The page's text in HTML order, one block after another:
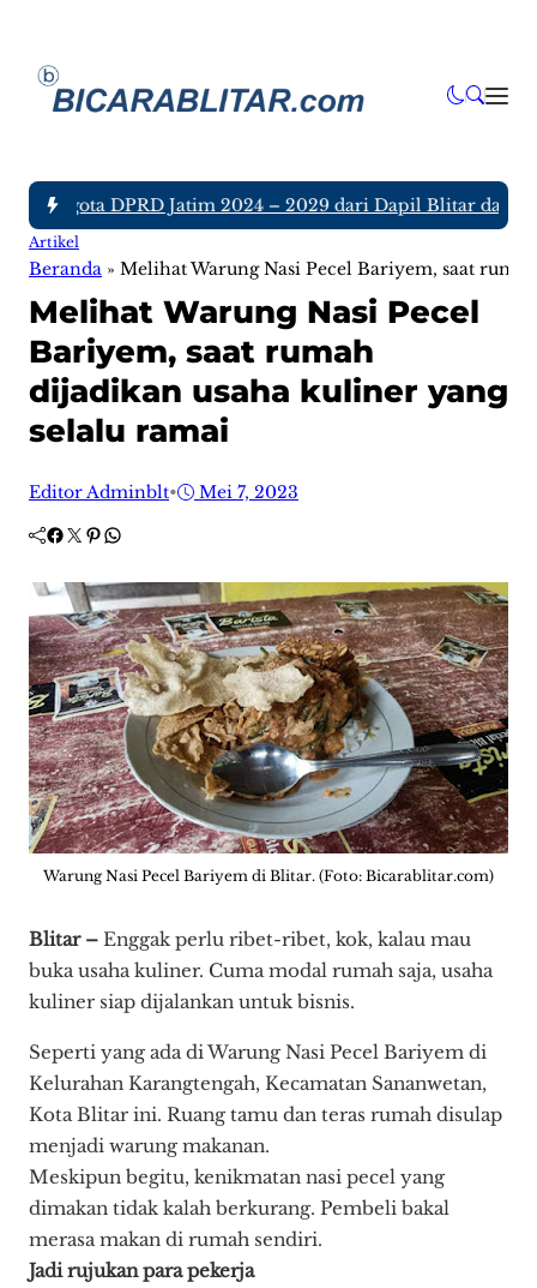
Anggota DPRD Jatim 2024 – 2029 dari Dapil Blitar dan
Artikel
Beranda » Melihat Warung Nasi Pecel Bariyem, saat
Melihat Warung Nasi Pecel
Bariyem, saat rumah
dijadikan usaha kuliner yang
selalu ramai
Editor Adminblt• Mei 7, 2023
Facebook Twitter Pinterest WhatsApp
Warung Nasi Pecel Bariyem di Blitar. (Foto: Bicarablitar.com)
Blitar – Enggak perlu ribet-ribet, kok, kalau mau
buka usaha kuliner. Cuma modal rumah saja, usaha
kuliner siap dijalankan untuk bisnis.
Seperti yang ada di Warung Nasi Pecel Bariyem di
Kelurahan Karangtengah, Kecamatan Sananwetan,
Kota Blitar ini. Ruang tamu dan teras rumah disulap
menjadi warung makanan.
Meskipun begitu, kenikmatan nasi pecel yang
dimakan tidak kalah berkurang. Pembeli bakal
merasa makan di rumah sendiri.
Jadi rujukan para pekerja